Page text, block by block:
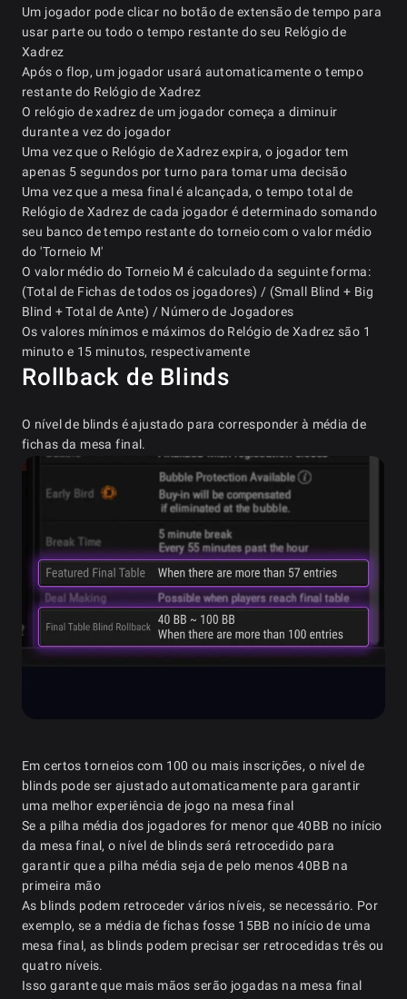
Um jogador pode clicar no botão de extensão de tempo para
usar parte ou todo o tempo restante do seu Relógio de
Xadrez
Após o flop, um jogador usará automaticamente o tempo
restante do Relógio de Xadrez
O relógio de xadrez de um jogador começa a diminuir
durante a vez do jogador
Uma vez que o Relógio de Xadrez expira, o jogador tem
apenas 5 segundos por turno para tomar uma decisão
Uma vez que a mesa final é alcançada, o tempo total de
Relógio de Xadrez de cada jogador é determinado somando
seu banco de tempo restante do torneio com o valor médio
do 'Torneio M'
O valor médio do Torneio M é calculado da seguinte forma:
(Total de Fichas de todos os jogadores) / (Small Blind + Big
Blind + Total de Ante) / Número de Jogadores
Os valores mínimos e máximos do Relógio de Xadrez são 1
minuto e 15 minutos, respectivamente
Rollback de Blinds
O nível de blinds é ajustado para corresponder à média de
fichas da mesa final.
Em certos torneios com 100 ou mais inscrições, o nível de
blinds pode ser ajustado automaticamente para garantir
uma melhor experiência de jogo na mesa final
Se a pilha média dos jogadores for menor que 40BB no início
da mesa final, o nível de blinds será retrocedido para
garantir que a pilha média seja de pelo menos 40BB na
primeira mão
As blinds podem retroceder vários níveis, se necessário. Por
exemplo, se a média de fichas fosse 15BB no início de uma
mesa final, as blinds podem precisar ser retrocedidas três ou
quatro níveis.
Isso garante que mais mãos serão jogadas na mesa final